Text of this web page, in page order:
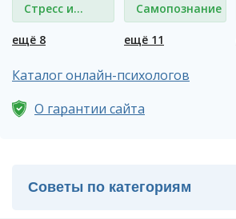
Стресс и
депрессия
ещё 8
Самопознание
ещё 11
Каталог онлайн-психологов
О гарантии сайта